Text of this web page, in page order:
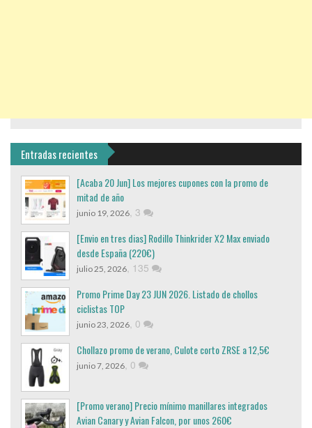
Entradas recientes
[Acaba 20 Jun] Los mejores cupones con la promo de
mitad de año
junio 19, 2026, 3
[Envio en tres dias] Rodillo Thinkrider X2 Max enviado
desde España (220€)
julio 25, 2026, 135
Promo Prime Day 23 JUN 2026. Listado de chollos
ciclistas TOP
junio 23, 2026, 0
Chollazo promo de verano, Culote corto ZRSE a 12,5€
junio 7, 2026, 0
[Promo verano] Precio mínimo manillares integrados
Avian Canary y Avian Falcon, por unos 260€